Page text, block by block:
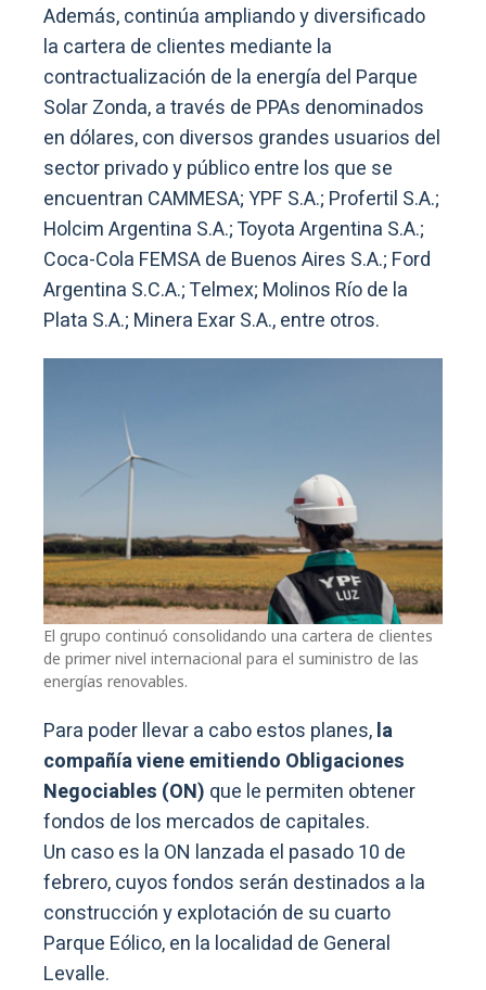
Además, continúa ampliando y diversificado
la cartera de clientes mediante la
contractualización de la energía del Parque
Solar Zonda, a través de PPAs denominados
en dólares, con diversos grandes usuarios del
sector privado y público entre los que se
encuentran CAMMESA; YPF S.A.; Profertil S.A.;
Holcim Argentina S.A.; Toyota Argentina S.A.;
Coca-Cola FEMSA de Buenos Aires S.A.; Ford
Argentina S.C.A.; Telmex; Molinos Río de la
Plata S.A.; Minera Exar S.A., entre otros.
El grupo continuó consolidando una cartera de clientes
de primer nivel internacional para el suministro de las
energías renovables.
Para poder llevar a cabo estos planes,la
compañía viene emitiendo Obligaciones
Negociables (ON) que le permiten obtener
fondos de los mercados de capitales.
Un caso es la ON lanzada el pasado 10 de
febrero, cuyos fondos serán destinados a la
construcción y explotación de su cuarto
Parque Eólico, en la localidad de General
Levalle.